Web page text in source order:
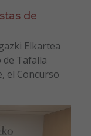
de
Elkartea
Tafalla
el Concurso